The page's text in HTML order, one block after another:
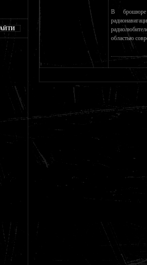
В брошюре
областью